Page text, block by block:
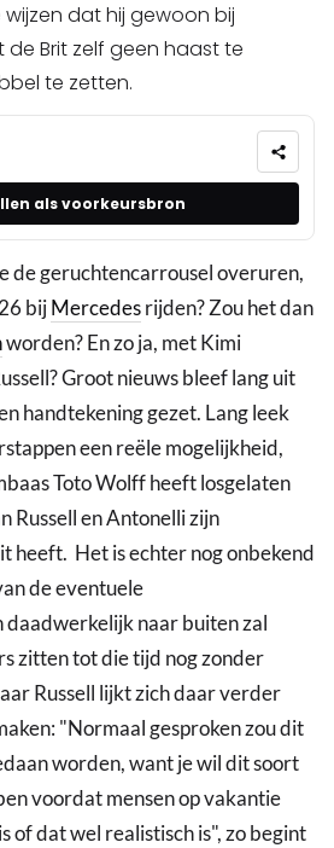
wijzen dat hij gewoon bij
de Brit zelf geen haast te
te zetten.
als voorkeursbron
de geruchtencarrousel overuren,
bijMercedesrijden? Zou het dan
worden? En zo ja, met Kimi
Groot nieuws bleef lang uit
handtekening gezet. Lang leek
een reële mogelijkheid,
Toto Wolff heeft losgelaten
Russell en Antonelli zijn
heeft. Het is echter nog onbekend
de eventuele
naar buiten zal
zitten tot die tijd nog zonder
Russell lijkt zich daar verder
"Normaal gesproken zou dit
worden, want je wil dit soort
voordat mensen op vakantie
of dat wel realistisch is", zo begint